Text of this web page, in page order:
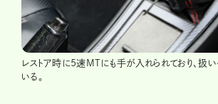
レストア時に5速MTにも手が入れられており、扱
いる。